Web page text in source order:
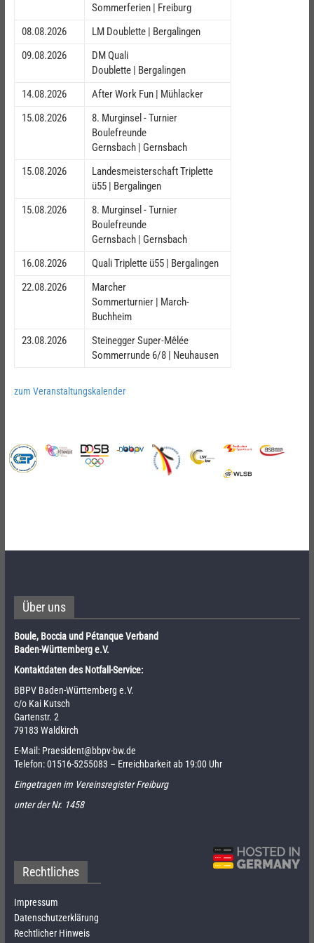
Sommerferien | Freiburg
08.08.2026
LM Doublette | Bergalingen
09.08.2026
DM Quali
Doublette | Bergalingen
14.08.2026
After Work Fun | Mühlacker
15.08.2026
8. Murginsel - Turnier
Boulefreunde
Gernsbach | Gernsbach
15.08.2026
Landesmeisterschaft Triplette
ü55 | Bergalingen
15.08.2026
8. Murginsel - Turnier
Boulefreunde
Gernsbach | Gernsbach
16.08.2026
Quali Triplette ü55 | Bergalingen
22.08.2026
Marcher
Sommerturnier | March-
Buchheim
23.08.2026
Steinegger Super-Mêlée
Sommerrunde 6/8 | Neuhausen
zum Veranstaltungskalender
Über uns
Boule, Boccia und Pétanque Verband
Baden-Württemberg e.V.
Kontaktdaten des Notfall-Service:
BBPV Baden-Württemberg e.V.
c/o Kai Kutsch
Gartenstr. 2
79183 Waldkirch
E-Mail: Praesident@bbpv-bw.de
Telefon:01516-5255083 – Erreichbarkeit ab 19:00 Uhr
Eingetragen im Vereinsregister Freiburg
unter der Nr. 1458
Rechtliches
Impressum
Datenschutzerklärung
Rechtlicher Hinweis